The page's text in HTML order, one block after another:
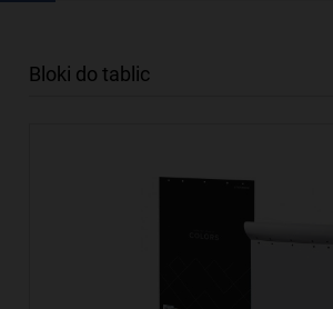
Bloki do tablic